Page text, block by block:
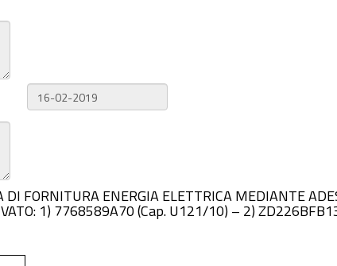
FORNITURA ENERGIA ELETTRICA MEDIANTE
1) 7768589A70 (Cap. U121/10) – 2)